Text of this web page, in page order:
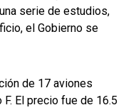
serie de estudios,
el Gobierno se
de 17 aviones
El precio fue de 16.5